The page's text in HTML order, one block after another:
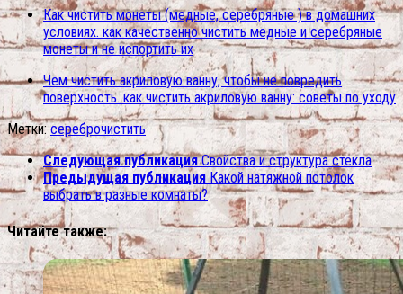
Как чистить монеты (медные, серебряные ) в домашних
условиях. как качественно чистить медные и серебряные
монеты и не испортить их
Чем чистить акриловую ванну, чтобы не повредить
поверхность. как чистить акриловую ванну: советы по уходу
Метки: сереброчистить
Следующая публикация Свойства и структура стекла
Предыдущая публикация Какой натяжной потолок
выбрать в разные комнаты?
Читайте также: